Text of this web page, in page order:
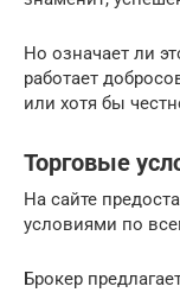
Но означает ли
работает
или хотя бы
Торговые
На сайте
условиями по
Брокер